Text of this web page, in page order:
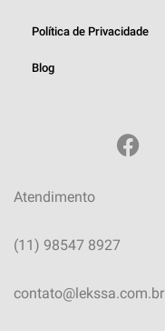
Política de Privacidade
Blog
Atendimento
(11) 98547 8927
contato@lekssa.com.br